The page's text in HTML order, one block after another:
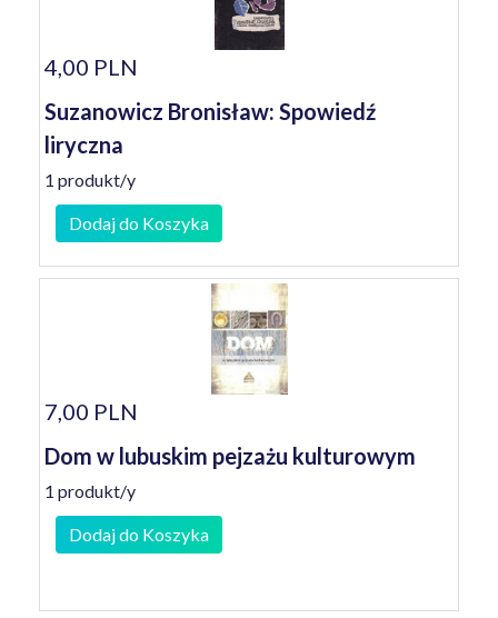
4,00 PLN
Suzanowicz Bronisław: Spowiedź
liryczna
1 produkt/y
Dodaj do Koszyka
7,00 PLN
Dom w lubuskim pejzażu kulturowym
1 produkt/y
Dodaj do Koszyka